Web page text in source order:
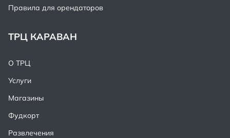
Правила для орендаторов
ТРЦ КАРАВАН
О ТРЦ
Услуги
Магазины
Фудкорт
Развлечения